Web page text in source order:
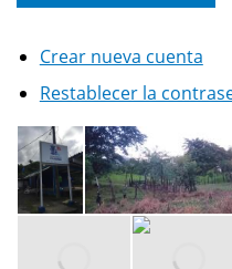
Crear nueva cuenta
Restablecer la